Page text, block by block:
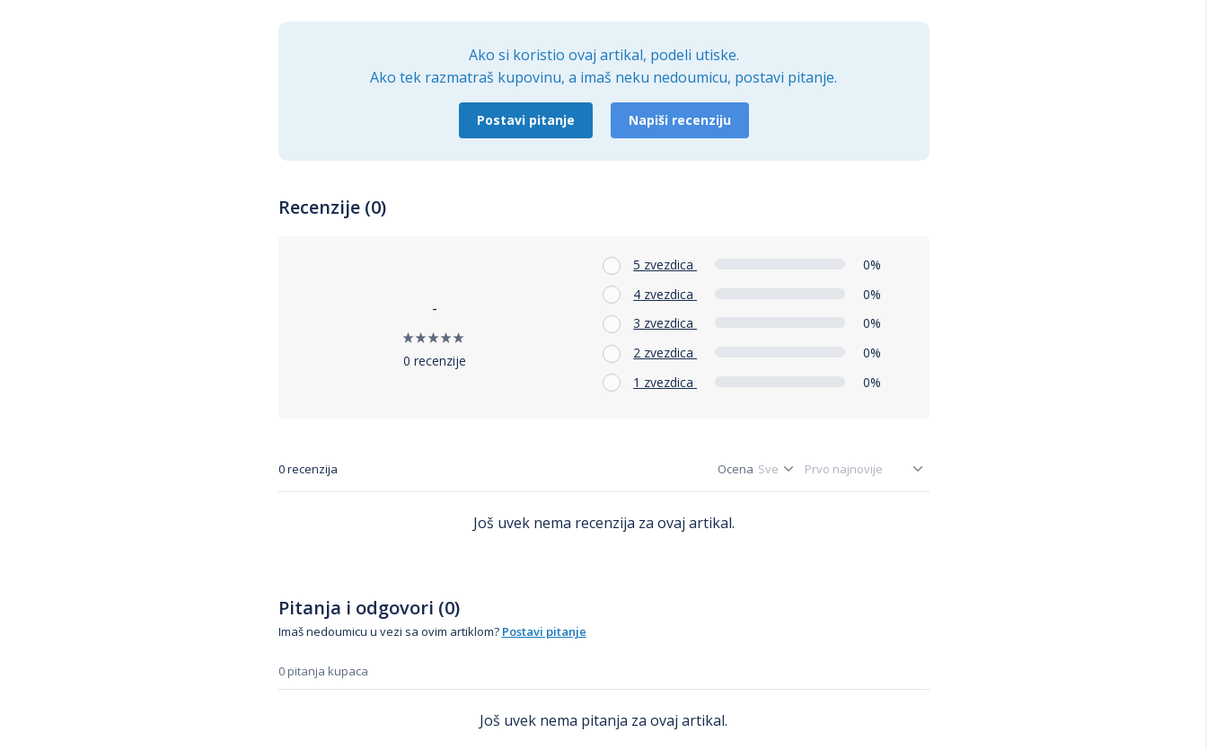
Ako si koristio ovaj artikal, podeli utiske.
Ako tek razmatraš kupovinu, a imaš neku nedoumicu, postavi pitanje.
Postavi pitanje Napiši recenziju
Recenzije (0)
-
0 recenzije
5 zvezdica
0%
4 zvezdica
0%
3 zvezdica
0%
2 zvezdica
0%
1 zvezdica
0%
0 recenzija Ocena
Još uvek nema recenzija za ovaj artikal.
Pitanja i odgovori (0)
Imaš nedoumicu u vezi sa ovim artiklom? Postavi pitanje
0 pitanja kupaca
Još uvek nema pitanja za ovaj artikal.